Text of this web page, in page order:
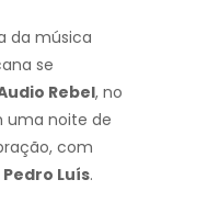
da música
se
Rebel, no
uma noite de
com
Pedro Luís.